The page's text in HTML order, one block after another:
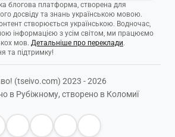
блогова платформа, створена для
досвіду та знань українською мовою.
створюється українською. Водночас,
інформацією з усім світом, ми працюємо
мов. Детальніше про переклади.
та підтримку!
(tseivo.com) 2023 - 2026
Рубіжному, створено в Коломиї